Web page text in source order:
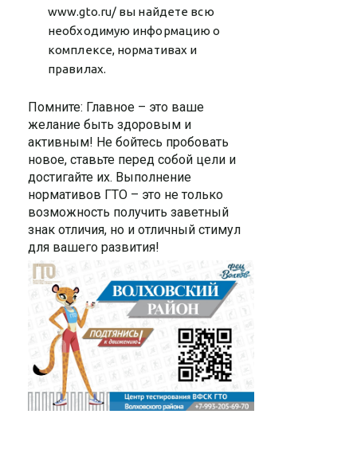
www.gto.ru/ вы найдете всю
необходимую информацию о
комплексе, нормативах и
правилах.
Помните: Главное – это ваше
желание быть здоровым и
активным! Не бойтесь пробовать
новое, ставьте перед собой цели и
достигайте их. Выполнение
нормативов ГТО – это не только
возможность получить заветный
знак отличия, но и отличный стимул
для вашего развития!